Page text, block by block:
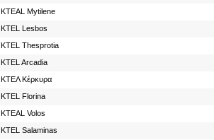
KTEAL Mytilene
KTEL Lesbos
KTEL Thesprotia
KTEL Arcadia
ΚΤΕΛ Κέρκυρα
KTEL Florina
KTEAL Volos
KTEL Salaminas